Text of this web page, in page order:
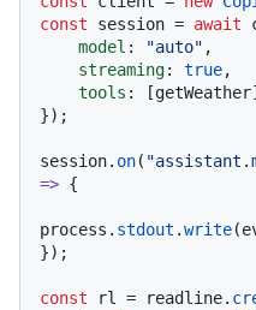
const session = await
model : "auto" ,
streaming: true,
tools :
});
session. on(
=> {
process. stdout .write
});
const rl = readline.